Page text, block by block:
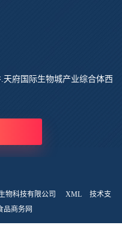
府国际生物城产业综合体西
物科技有限公司 XML
技术支
品商务网